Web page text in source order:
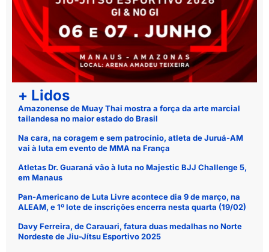
+ Lidos
Amazonense de Muay Thai mostra a força da arte marcial
tailandesa no maior estado do Brasil
Na cara, na coragem e sem patrocínio, atleta de Juruá-AM
vai à luta em evento de MMA na França
Atletas Dr. Guaraná vão à luta no Majestic BJJ Challenge 5,
em Manaus
Pan-Americano de Luta Livre acontece dia 9 de março, na
ALEAM, e 1º lote de inscrições encerra nesta quarta (19/02)
Davy Ferreira, de Carauari, fatura duas medalhas no Norte
Nordeste de Jiu-Jítsu Esportivo 2025